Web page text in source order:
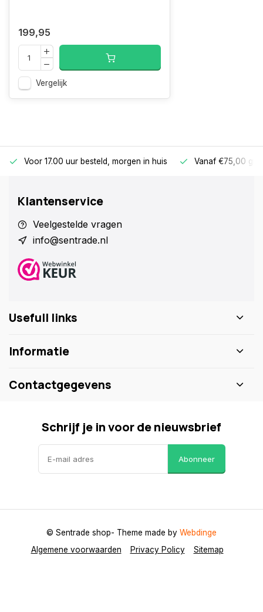
199,95
Vergelijk
Voor 17.00 uur besteld, morgen in huis Vanaf €75,00
Klantenservice
Veelgestelde vragen
info@sentrade.nl
Usefull links
Informatie
Contactgegevens
Schrijf je in voor de nieuwsbrief
Abonneer
Algemene voorwaarden Privacy Policy Sitemap
© Sentrade shop- Theme made by Webdinge